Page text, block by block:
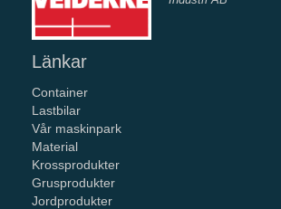
Länkar
Container
Lastbilar
Vår maskinpark
Material
Krossprodukter
Grusprodukter
Jordprodukter